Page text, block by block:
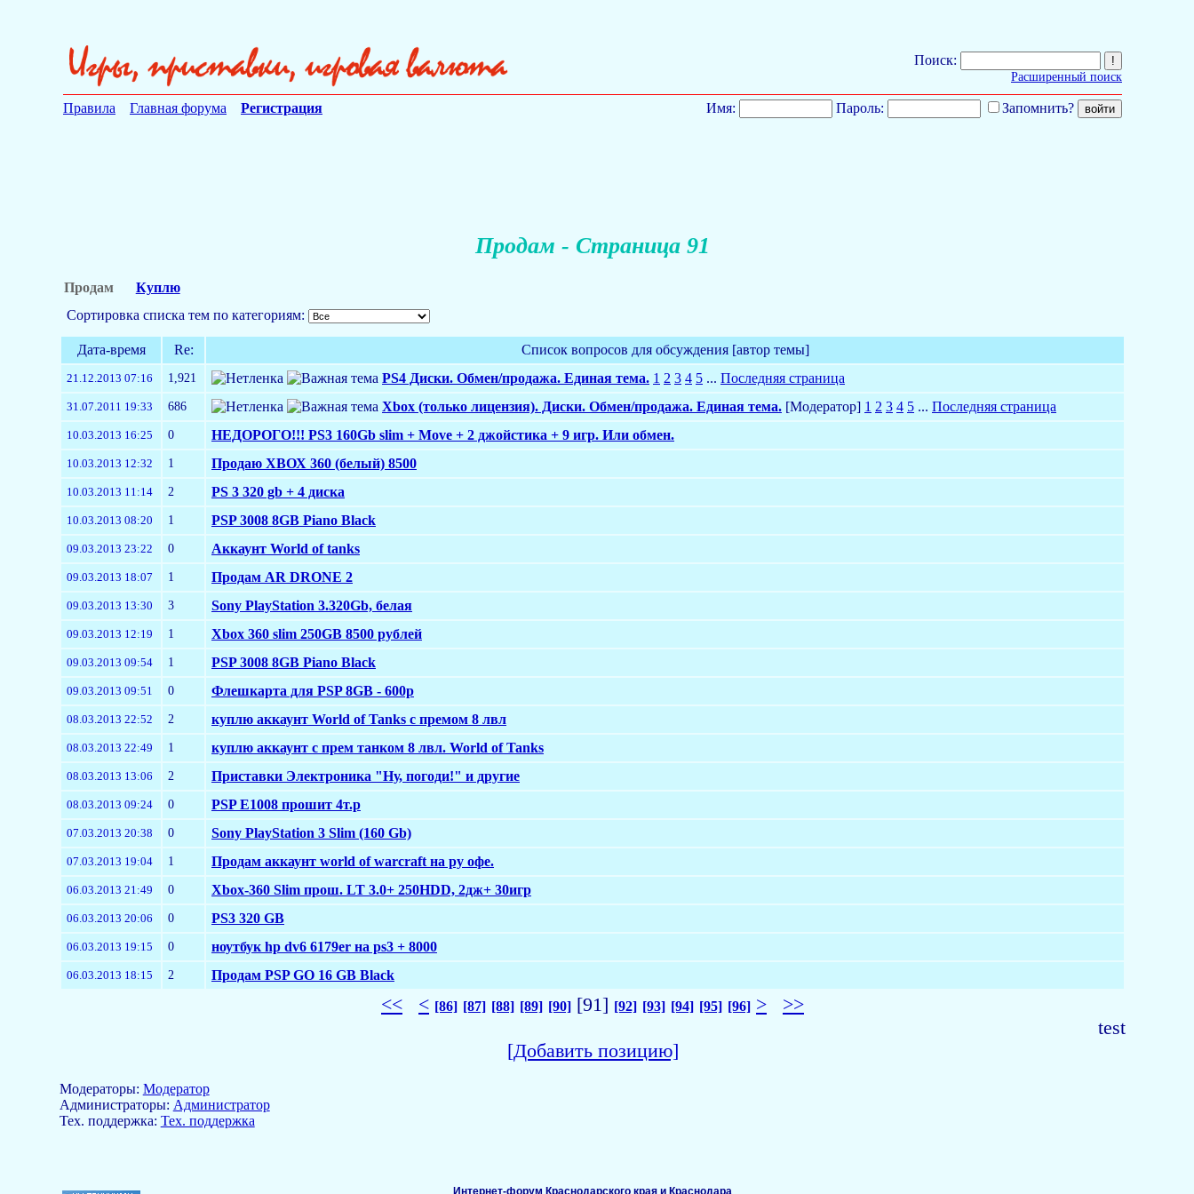
Поиск:
Расширенный поиск
Правила Главная форума Регистрация Имя: Пароль: Запомнить?
Продам - Страница 91
Продам
Куплю
Сортировка списка тем по категориям:
Дата-время Re: Список вопросов для обсуждения [автор темы]
21.12.2013 07:16 1,921 PS4 Диски. Обмен/продажа. Единая тема. 1 2 3 4 5 ... Последняя страница
31.07.2011 19:33 686 Xbox (только лицензия). Диски. Обмен/продажа. Единая тема. [Модератор] 1 2 3 4 5 ... Последняя страница
10.03.2013 16:25 0 НЕДОРОГО!!! PS3 160Gb slim + Move + 2 джойстика + 9 игр. Или обмен.
10.03.2013 12:32 1 Продаю ХВОХ 360 (белый) 8500
10.03.2013 11:14 2 PS 3 320 gb + 4 диска
10.03.2013 08:20 1 PSP 3008 8GB Piano Black
09.03.2013 23:22 0 Aккаунт World of tanks
09.03.2013 18:07 1 Продам AR DRONE 2
09.03.2013 13:30 3 Sony PlayStation 3.320Gb, белая
09.03.2013 12:19 1 Xbox 360 slim 250GB 8500 рублей
09.03.2013 09:54 1 PSP 3008 8GB Piano Black
09.03.2013 09:51 0 Флешкарта для PSP 8GB - 600p
08.03.2013 22:52 2 куплю аккаунт World of Tanks с премом 8 лвл
08.03.2013 22:49 1 куплю аккаунт с прем танком 8 лвл. World of Tanks
08.03.2013 13:06 2 Приставки Электроника "Ну, погоди!" и другие
08.03.2013 09:24 0 PSP E1008 прошит 4т.р
07.03.2013 20:38 0 Sony PlayStation 3 Slim (160 Gb)
07.03.2013 19:04 1 Продам аккаунт world of warcraft на ру офе.
06.03.2013 21:49 0 Xbox-360 Slim прош. LT 3.0+ 250HDD, 2дж+ 30игр
06.03.2013 20:06 0 PS3 320 GB
06.03.2013 19:15 0 ноутбук hp dv6 6179er на ps3 + 8000
06.03.2013 18:15 2 Продам PSP GO 16 GB Black
<< < [86] [87] [88] [89] [90] [91] [92] [93] [94] [95] [96] >
>>
test
[Добавить позицию]
Модераторы: Модератор
Aдминистраторы: Администратор
Тех. поддержка: Тех. поддержка
Интернет-форум Краснодарского края и Краснодара